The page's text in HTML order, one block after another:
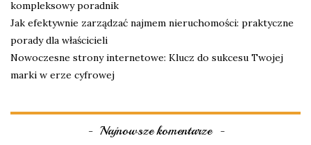
kompleksowy poradnik
Jak efektywnie zarządzać najmem nieruchomości: praktyczne
porady dla właścicieli
Nowoczesne strony internetowe: Klucz do sukcesu Twojej
marki w erze cyfrowej
Najnowsze komentarze